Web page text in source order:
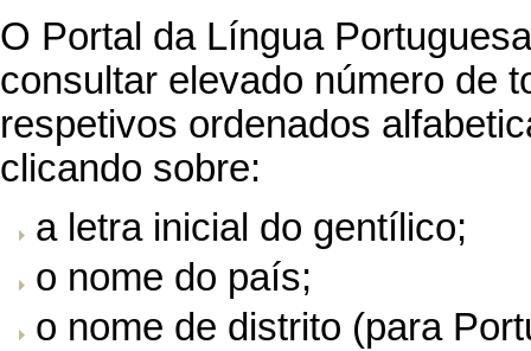
O Portal da Língua
consultar elevado número de
respetivos ordenados
clicando sobre:
a letra inicial do gentílico;
o nome do país;
o nome de distrito (para